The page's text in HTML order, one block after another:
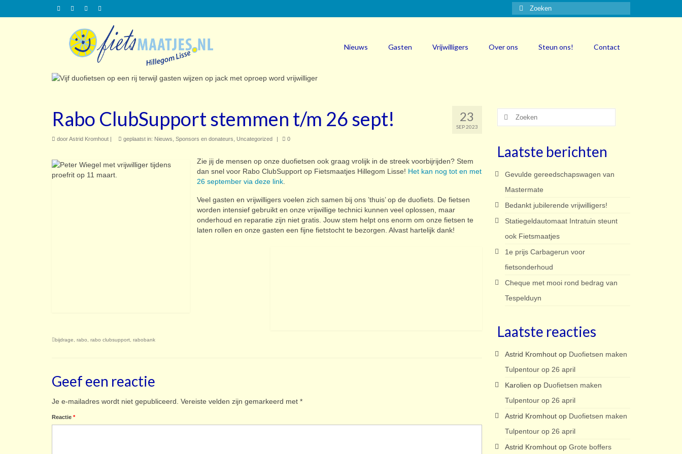
Zoeken
naar:
Nieuws Gasten Vrijwilligers Over ons Steun ons! Contact
23
SEP 2023
Rabo ClubSupport stemmen t/m 26 sept!
doorAstrid Kromhout | geplaatst in: Nieuws Sponsors en donateurs Uncategorized | 0
Zie jij de mensen op onze duofietsen ook graag vrolijk in de streek voorbijrijden? Stem
dan snel voor Rabo ClubSupport op Fietsmaatjes Hillegom Lisse! Het kan nog tot en met
26 september via deze link
Veel gasten en vrijwilligers voelen zich samen bij ons ’thuis’ op de duofiets. De fietsen
worden intensief gebruikt en onze vrijwillige technici kunnen veel oplossen, maar
onderhoud en reparatie zijn niet gratis. Jouw stem helpt ons enorm om onze fietsen te
laten rollen en onze gasten een fijne fietstocht te bezorgen. Alvast hartelijk dank!
bijdrage rabo rabo clubsupport rabobank
Geef een reactie
Je e-mailadres wordt niet gepubliceerd. Vereiste velden zijn gemarkeerd met *
Reactie *
Zoeken
Laatste berichten
Gevulde gereedschapswagen van
Mastermate
Bedankt jubilerende vrijwilligers!
Statiegeldautomaat Intratuin steunt
ook Fietsmaatjes
1e prijs Carbagerun voor
fietsonderhoud
Cheque met mooi rond bedrag van
Tespelduyn
Laatste reacties
Astrid Kromhoutop Duofietsen maken
Tulpentour op 26 april
Karolien op Duofietsen maken
Tulpentour op 26 april
Astrid Kromhoutop Duofietsen maken
Tulpentour op 26 april
Astrid Kromhoutop Grote boffers